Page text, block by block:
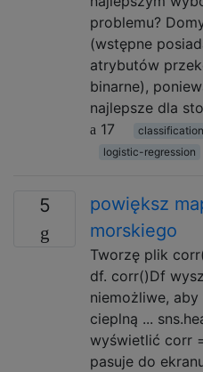
problemu?
(wstępne
atrybutów
binarne),
najlepsze dla
17
classification
logistic-regression
5
powiększ
morskiego
Tworzę plik
df. corr()Df
niemożliwe,
cieplną ...
wyświetlić corr
pasuje do